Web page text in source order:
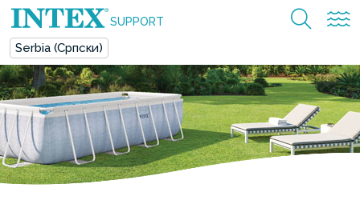
SUPPORT
Serbia (Српски)